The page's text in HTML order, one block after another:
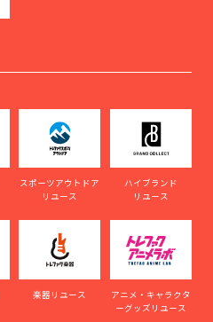
スポーツアウトドア
リユース
ハイブランド
リユース
楽器リユース
アニメ・キャラクタ
ーグッズリユース